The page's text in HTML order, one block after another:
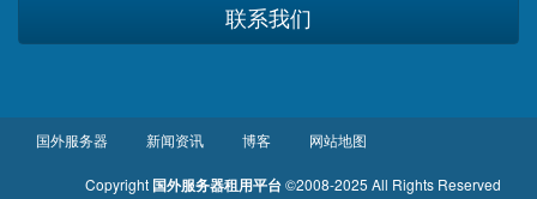
联系我们
国外服务器 新闻资讯 博客 网站地图
Copyright 国外服务器租用平台©2008-2025 All Rights Reserved